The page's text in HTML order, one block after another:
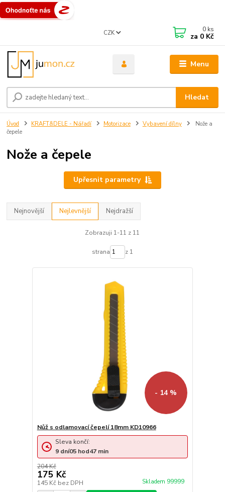
Menu
CZK
Hledat
0 ks
za 0 Kč
Úvod KRAFT&DELE - Nářadí Motorizace Vybavení dílny
Nože a
čepele
Nože a čepele
Upřesnit parametry
Nejnovější Nejlevnější Nejdražší
Zobrazuji 1-11 z 11
strana z 1
- 14 %
Nůž s odlamovací čepelí 18mm KD10966
204 Kč
175 Kč
145 Kč bez DPH Skladem 99999
Sleva končí:
9 dní05 hod47 min